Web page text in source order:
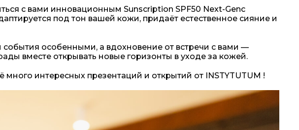
с вами инновационным Sunscription SPF50 Next-Genс
под тон вашей кожи, придаёт естественное сияние и
особенными, а вдохновение от встречи с вами —
вместе открывать новые горизонты в уходе за кожей.
много интересных презентаций и открытий от INSTYTUTUM !